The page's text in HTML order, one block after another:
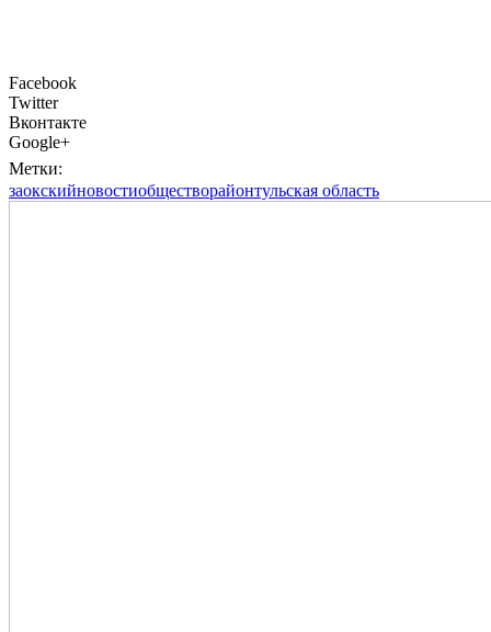
Facebook
Twitter
Вконтакте
Google+
Метки:
заокскийновостиобществорайонтульская область